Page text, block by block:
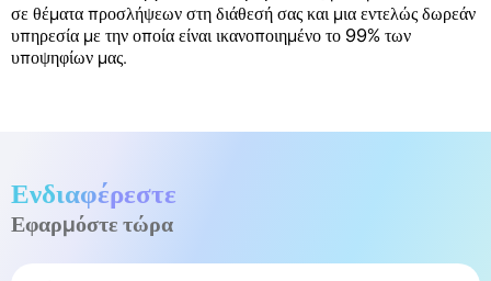
σε θέματα προσλήψεων στη διάθεσή σας και μια εντελώς δωρεάν
υπηρεσία με την οποία είναι ικανοποιημένο το 99% των
υποψηφίων μας.
Ενδιαφέρεστε
Εφαρμόστε τώρα